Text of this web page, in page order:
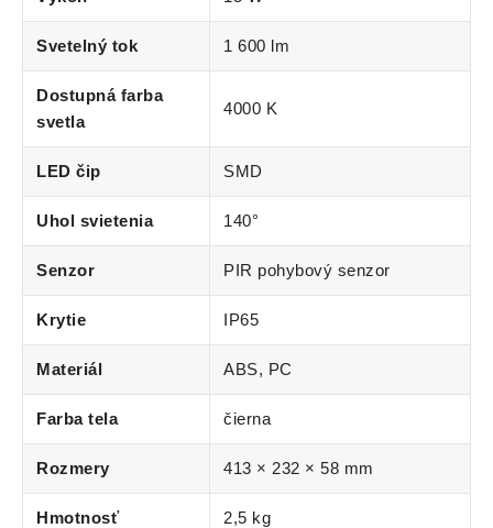
Svetelný tok 1 600 lm
Dostupná farba
svetla
4000 K
LED čip SMD
Uhol svietenia 140°
Senzor PIR pohybový senzor
Krytie IP65
Materiál ABS, PC
Farba tela čierna
Rozmery 413 × 232 × 58 mm
Hmotnosť 2,5 kg